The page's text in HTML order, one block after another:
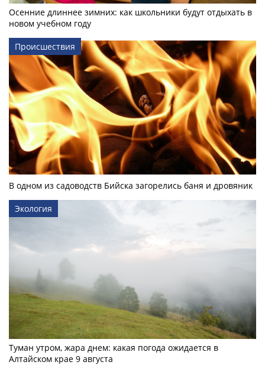
Осенние длиннее зимних: как школьники будут отдыхать в
новом учебном году
Происшествия
В одном из садоводств Бийска загорелись баня и дровяник
Экология
Туман утром, жара днем: какая погода ожидается в
Алтайском крае 9 августа